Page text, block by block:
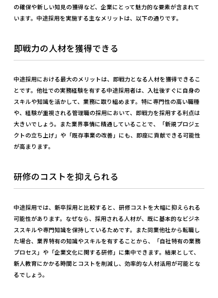
の確保や新しい知見の獲得など、企業にとって魅力的な要素が含まれて
います。中途採用を実施する主なメリットは、以下の通りです。
即戦力の人材を獲得できる
中途採用における最大のメリットは、即戦力となる人材を獲得できるこ
とです。他社での実務経験を有する中途採用者は、入社後すぐに自身の
スキルや知識を活かして、業務に取り組めます。特に専門性の高い職種
や、経験が重視される管理職の採用において、即戦力を採用する利点は
大きいでしょう。また業界事情に精通していることで、「新規プロジェ
クトの立ち上げ」や「既存事業の改善」にも、即座に貢献できる可能性
が高まります。
研修のコストを抑えられる
中途採用では、新卒採用と比較すると、研修コストを大幅に抑えられる
可能性があります。なぜなら、採用される人材が、既に基本的なビジネ
ススキルや専門知識を保持しているためです。また同業他社から転職し
た場合、業界特有の知識やスキルを有することから、「自社特有の業務
プロセス」や「企業文化に関する研修」に集中できます。結果として、
新人教育にかかる時間とコストを削減し、効率的な人材活用が可能とな
るでしょう。